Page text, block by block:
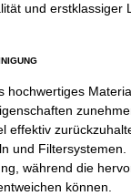
und erstklassiger
hochwertiges
effektiv
und
während die
können.